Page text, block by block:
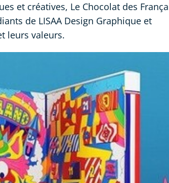
et créatives, Le Chocolat des
de LISAA Design Graphique et
leurs valeurs.